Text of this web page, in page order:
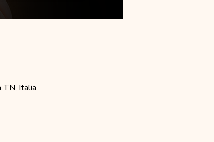
TN, Italia